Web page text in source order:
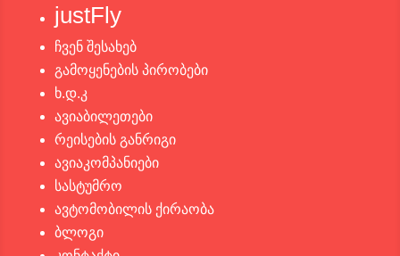
justFly
ჩვენ შესახებ
გამოყენების პირობები
ხ.დ.კ
ავიაბილეთები
რეისების განრიგი
ავიაკომპანიები
სასტუმრო
ავტომობილის ქირაობა
ბლოგი